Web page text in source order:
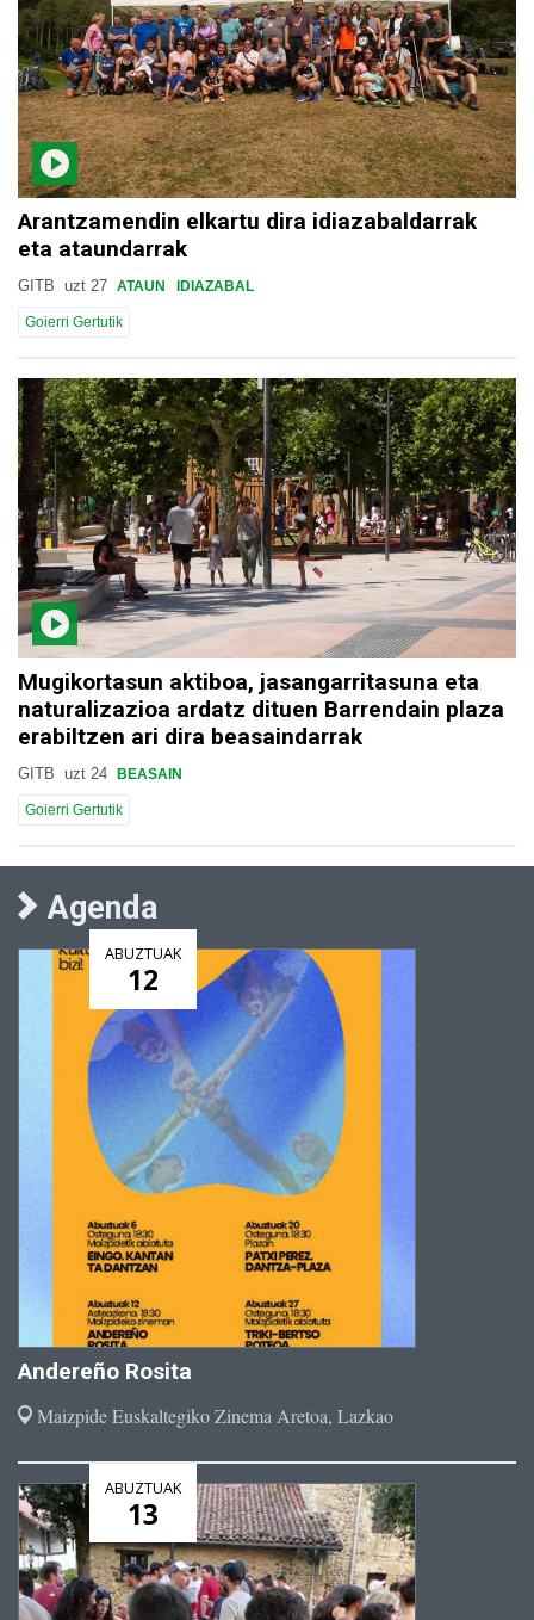
Arantzamendin elkartu dira idiazabaldarrak
eta ataundarrak
GITB uzt 27 ATAUN IDIAZABAL
Goierri Gertutik
Mugikortasun aktiboa, jasangarritasuna eta
naturalizazioa ardatz dituen Barrendain plaza
erabiltzen ari dira beasaindarrak
GITB uzt 24 BEASAIN
Goierri Gertutik
Agenda
ABUZTUAK
12
Andereño Rosita
Maizpide Euskaltegiko Zinema Aretoa, Lazkao
ABUZTUAK
13